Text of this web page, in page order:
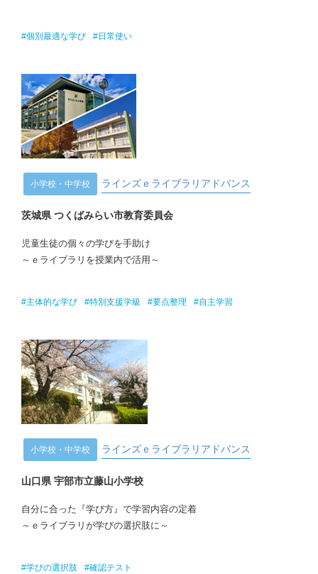
#個別最適な学び #日常使い
小学校・中学校 ラインズｅライブラリアドバンス
茨城県 つくばみらい市教育委員会
児童生徒の個々の学びを手助け
～ｅライブラリを授業内で活用～
#主体的な学び #特別支援学級 #要点整理 #自主学習
小学校・中学校 ラインズｅライブラリアドバンス
山口県 宇部市立藤山小学校
自分に合った『学び方』で学習内容の定着
～ｅライブラリが学びの選択肢に～
#学びの選択肢 #確認テスト